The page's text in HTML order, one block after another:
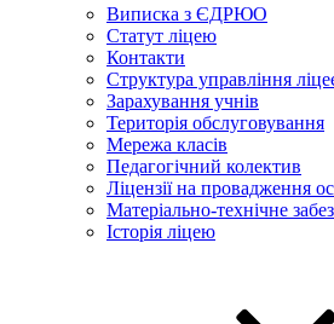
Виписка з ЄДРЮО
Статут ліцею
Контакти
Структура управління
Зарахування учнів
Територія обслуговування
Мережа класів
Педагогічний колектив
Ліцензії на провадження
Матеріально-технічне
Історія ліцею